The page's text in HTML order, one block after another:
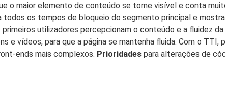
o maior elemento de conteúdo se torne visível e conta
os tempos de bloqueio do segmento principal e
primeiros utilizadores percepcionam o conteúdo e a fluidez
e vídeos, para que a página se mantenha fluida. Com o
ends mais complexos. Prioridades para alterações de